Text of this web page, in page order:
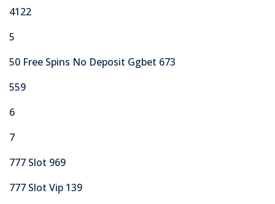
4122
5
50 Free Spins No Deposit Ggbet 673
559
6
7
777 Slot 969
777 Slot Vip 139